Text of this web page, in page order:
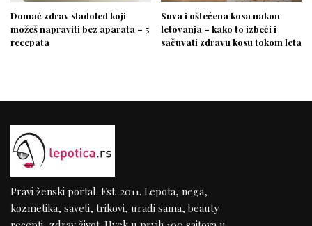
Domać zdrav sladoled koji
možeš napraviti bez aparata – 5
recepata
Suva i oštećena kosa nakon
letovanja – kako to izbeći i
sačuvati zdravu kosu tokom leta
Pravi ženski portal. Est. 2011. Lepota, nega,
kozmetika, saveti, trikovi, uradi sama, beauty